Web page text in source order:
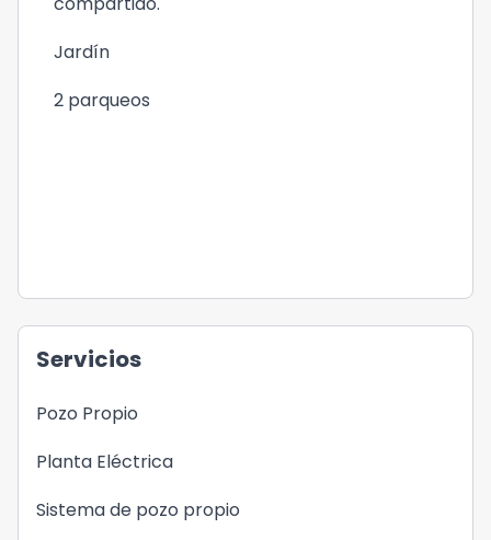
Jardín
2 parqueos
Servicios
Pozo Propio
Planta Eléctrica
Sistema de pozo propio